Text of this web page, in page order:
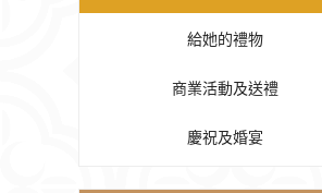
給她的禮物
商業活動及送禮
慶祝及婚宴